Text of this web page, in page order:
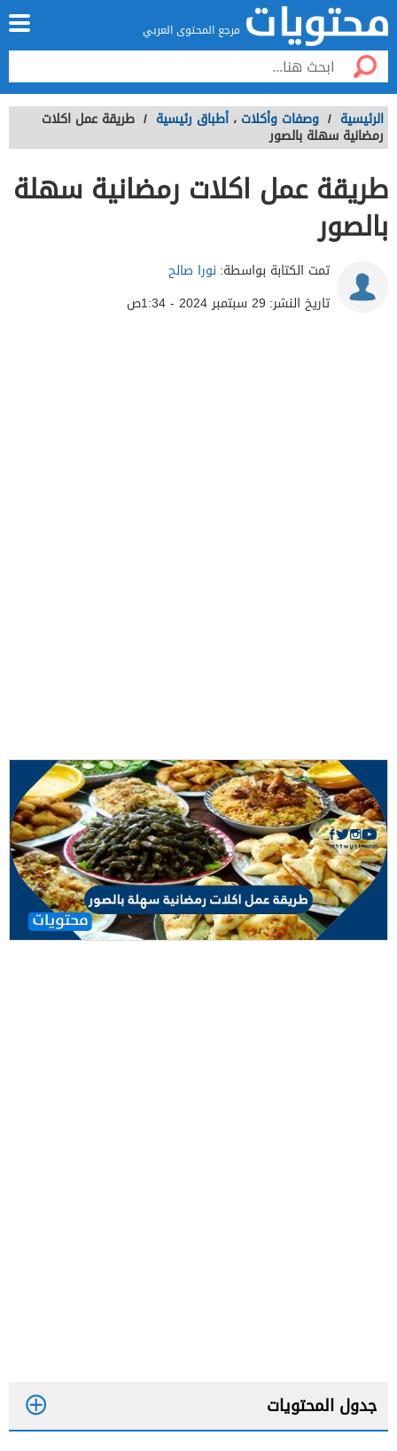
مرجع المحتوى العربي
الرئيسية / وصفات وأكلات ، أطباق رئيسية / طريقة عمل اكلات
رمضانية سهلة بالصور
طريقة عمل اكلات رمضانية سهلة
بالصور
تمت الكتابة بواسطة: نورا صالح
تاريخ النشر: 29 سبتمبر 2024 - 1:34ص
جدول المحتويات